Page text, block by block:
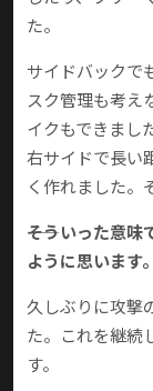
た。
サイドバックで
スク管理も考え
イクもできまし
右サイドで長い
く作れました。
――そういった意
ように思います。
久しぶりに攻撃
た。これを継続
す。